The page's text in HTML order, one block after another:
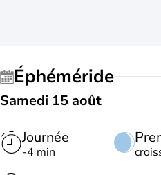
Éphéméride
Samedi 15 août
Journée
-4 min